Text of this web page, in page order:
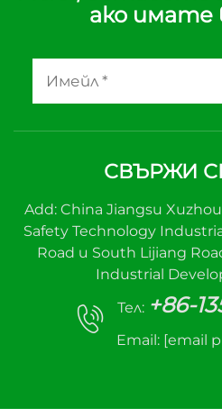
ако имате
СВЪРЖИ
Add: China Jiangsu
Safety Technology
Road и South Lijiang
Industrial
Тел: +86-
Email: [email